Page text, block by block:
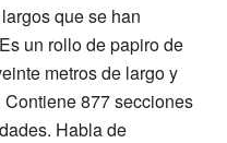
que se han
un rollo de papiro de
metros de largo y
877 secciones
Habla de